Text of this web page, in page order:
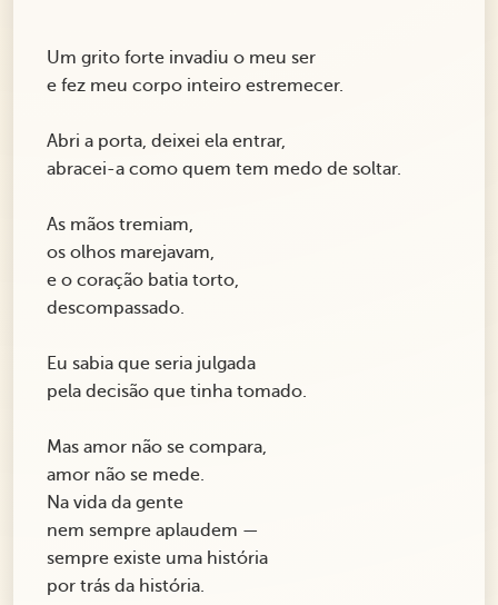
Um grito forte invadiu o meu ser
e fez meu corpo inteiro estremecer.
Abri a porta, deixei ela entrar,
abracei-a como quem tem medo de soltar.
As mãos tremiam,
os olhos marejavam,
e o coração batia torto,
descompassado.
Eu sabia que seria julgada
pela decisão que tinha tomado.
Mas amor não se compara,
amor não se mede.
Na vida da gente
nem sempre aplaudem —
sempre existe uma história
por trás da história.